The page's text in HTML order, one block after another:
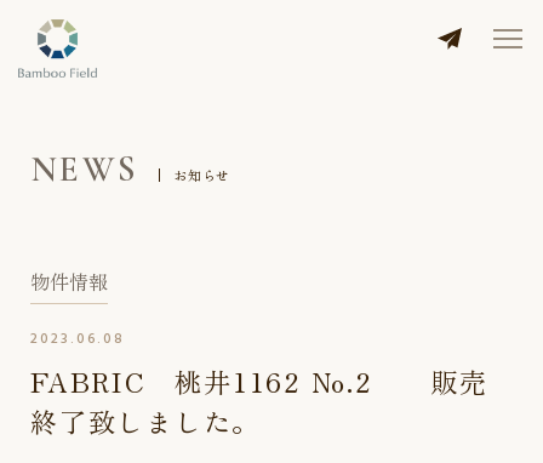
NEWS お知らせ
物件情報
2023.06.08
FABRIC 桃井1162 No.2 販売
終了致しました。